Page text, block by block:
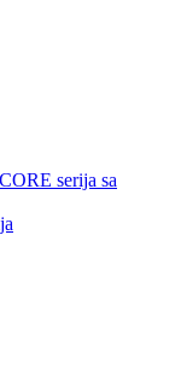
serija sa